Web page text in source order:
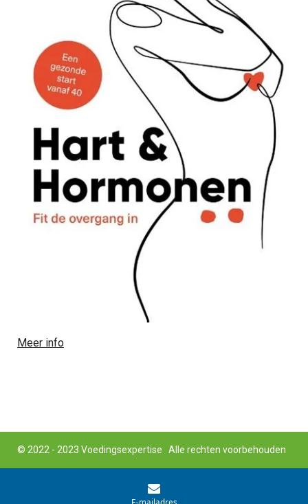
Meer info
© 2022 - 2023 Voedingsexpertise Alle rechten voorbehouden